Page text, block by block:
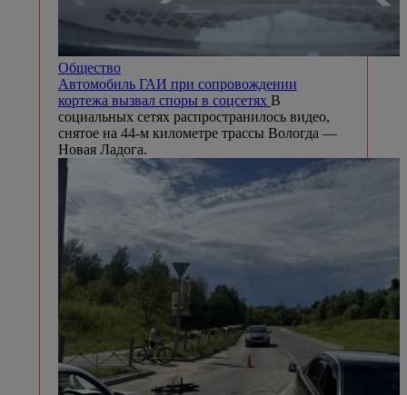
Общество
Автомобиль ГАИ при сопровождении
кортежа вызвал споры в соцсетях В
социальных сетях распространилось видео,
снятое на 44-м километре трассы Вологда —
Новая Ладога.